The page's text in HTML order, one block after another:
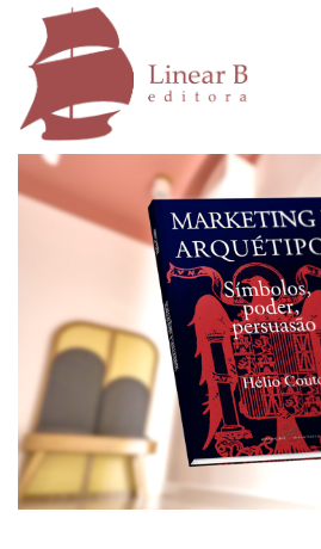
Marketing e Arquétipos
Hélio Couto
Comprar Agora